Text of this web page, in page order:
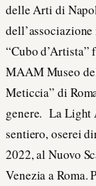
delle Arti di
“Cubo d’Artista”
MAAM Museo
Meticcia” di
genere. La Light
sentiero, oserei
2022, al Nuovo
Venezia a Roma.